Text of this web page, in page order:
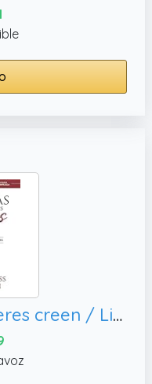
Mentiras que las mujeres creen / Lies Women Believe: Y La Verdad Que Las Hace Libres / and the Truth That Sets Them Free